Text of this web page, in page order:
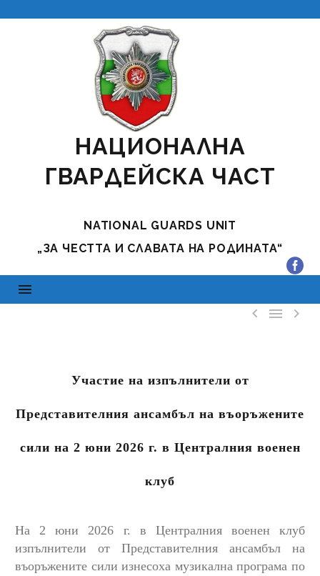
НАЦИОНАЛНА
ГВАРДЕЙСКА ЧАСТ
NATIONAL GUARDS UNIT
„ЗА ЧЕСТТА И СЛАВАТА НА РОДИНАТА“
  
Участие на изпълнители от
Представителния ансамбъл на въоръжените
сили на 2 юни 2026 г. в Централния военен
клуб
На 2 юни 2026 г. в Централния военен клуб
изпълнители от Представителния ансамбъл на
въоръжените сили изнесоха музикална програма по